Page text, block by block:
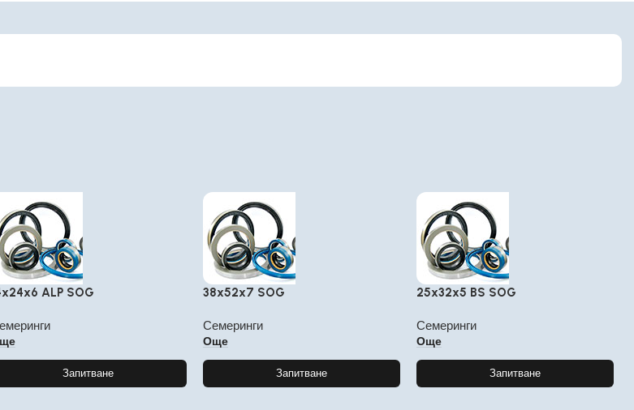
ALP SOG
Запитване
38x52x7 SOG
Семеринги
Още
Запитване
25x32x5 BS SOG
Семеринги
Още
Запитване